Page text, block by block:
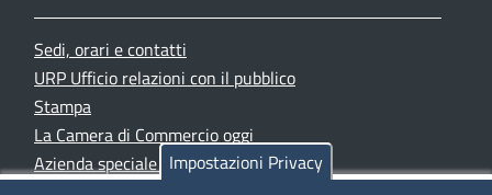
Sedi, orari e contatti
URP Ufficio relazioni con il pubblico
Stampa
La Camera di Commercio oggi
Azienda speciale PromoFirenze
Impostazioni Privacy